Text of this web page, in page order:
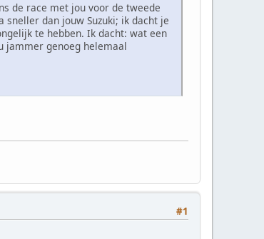
de race met jou voor de tweede
dan jouw Suzuki; ik dacht je
te hebben. Ik dacht: wat een
jammer genoeg helemaal
#1